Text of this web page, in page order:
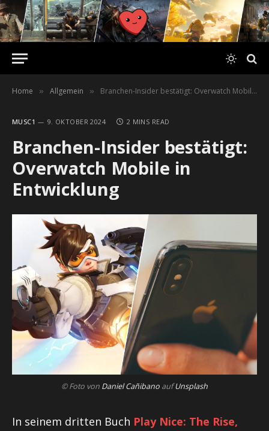
Home » Allgemein » Branchen-Insider bestätigt: Overwatch Mobile in Entwicklung
MUSC1 9. OKTOBER 2024 2 MINS READ
Branchen-Insider bestätigt:
Overwatch Mobile in
Entwicklung
© Foto von Daniel Cañibano aufUnsplash
In seinem dritten Buch Play Nice: The Rise,